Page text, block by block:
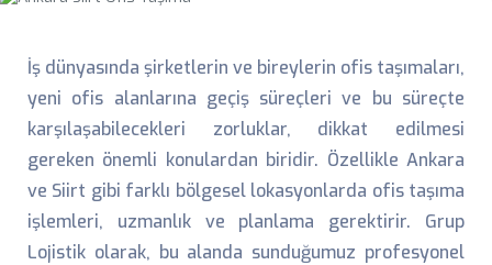
İş dünyasında şirketlerin ve bireylerin ofis taşımaları,
yeni ofis alanlarına geçiş süreçleri ve bu süreçte
karşılaşabilecekleri zorluklar, dikkat edilmesi
gereken önemli konulardan biridir. Özellikle Ankara
ve Siirt gibi farklı bölgesel lokasyonlarda ofis taşıma
işlemleri, uzmanlık ve planlama gerektirir. Grup
Lojistik olarak, bu alanda sunduğumuz profesyonel